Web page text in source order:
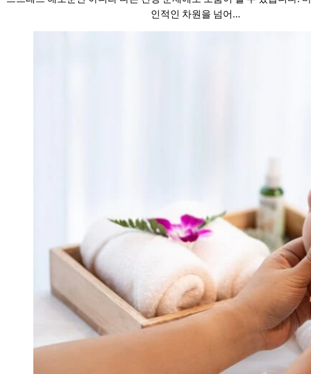
인적인 차원을 넘어…